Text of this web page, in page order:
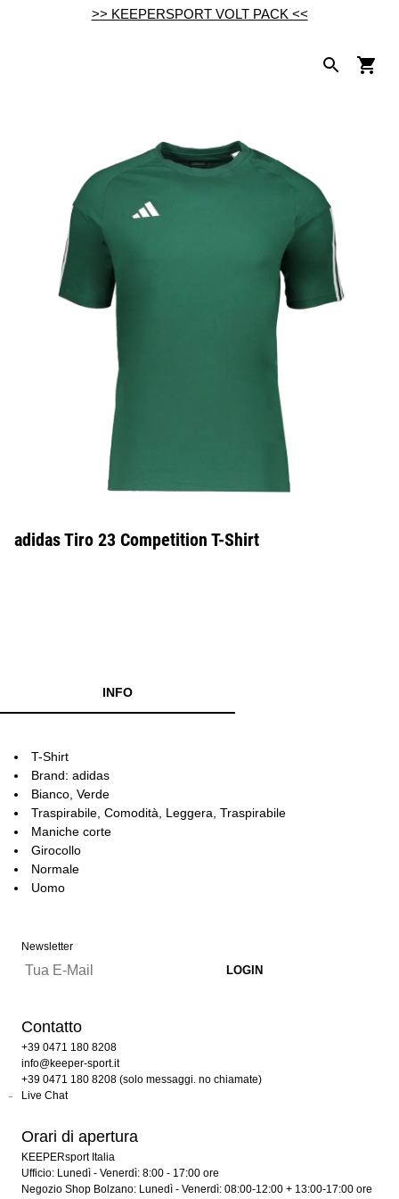
>> KEEPERSPORT VOLT PACK <<
adidas Tiro 23 Competition T-Shirt
INFO
T-Shirt
Brand: adidas
Bianco, Verde
Traspirabile, Comodità, Leggera, Traspirabile
Maniche corte
Girocollo
Normale
Uomo
Newsletter
Contatto
+39 0471 180 8208
info@keeper-sport.it
+39 0471 180 8208 (solo messaggi. no chiamate)
Live Chat
Orari di apertura
KEEPERsport Italia
Ufficio: Lunedì - Venerdì: 8:00 - 17:00 ore
Negozio Shop Bolzano: Lunedì - Venerdì: 08:00-12:00 + 13:00-17:00 ore